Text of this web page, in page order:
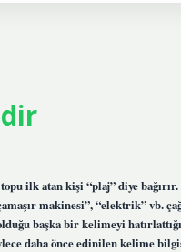
ilk atan kişi “plaj” diye
makinesi”, “elektrik” vb.
başka bir kelimeyi
daha önce edinilen kelime